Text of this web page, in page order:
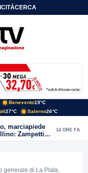
CERCA
Benevento19°C
27°C Salerno26°C
marciapiede
Zampetti e
polemiche
14 ORE FA
generale di La Plata,